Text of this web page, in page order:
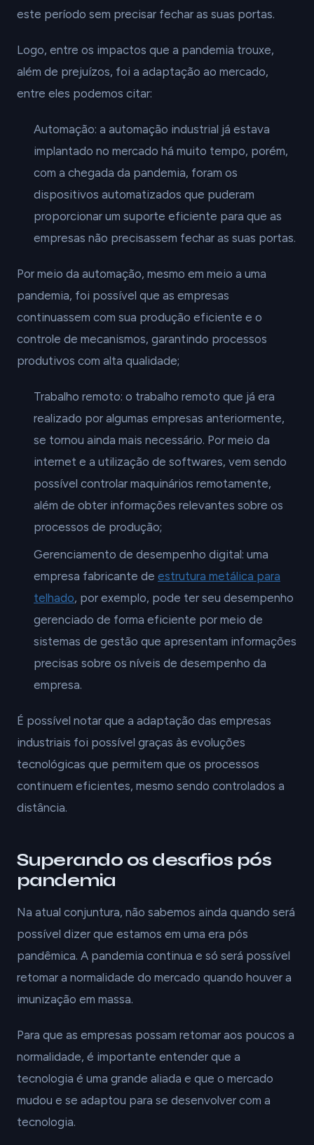
este período sem precisar fechar as suas portas.
Logo, entre os impactos que a pandemia trouxe,
além de prejuízos, foi a adaptação ao mercado,
entre eles podemos citar:
Automação: a automação industrial já estava
implantado no mercado há muito tempo, porém,
com a chegada da pandemia, foram os
dispositivos automatizados que puderam
proporcionar um suporte eficiente para que as
empresas não precisassem fechar as suas portas.
Por meio da automação, mesmo em meio a uma
pandemia, foi possível que as empresas
continuassem com sua produção eficiente e o
controle de mecanismos, garantindo processos
produtivos com alta qualidade;
Trabalho remoto: o trabalho remoto que já era
realizado por algumas empresas anteriormente,
se tornou ainda mais necessário. Por meio da
internet e a utilização de softwares, vem sendo
possível controlar maquinários remotamente,
além de obter informações relevantes sobre os
processos de produção;
Gerenciamento de desempenho digital: uma
empresa fabricante de estrutura metálica para
telhado, por exemplo, pode ter seu desempenho
gerenciado de forma eficiente por meio de
sistemas de gestão que apresentam informações
precisas sobre os níveis de desempenho da
empresa.
É possível notar que a adaptação das empresas
industriais foi possível graças às evoluções
tecnológicas que permitem que os processos
continuem eficientes, mesmo sendo controlados a
distância.
Superando os desafios pós
pandemia
Na atual conjuntura, não sabemos ainda quando será
possível dizer que estamos em uma era pós
pandêmica. A pandemia continua e só será possível
retomar a normalidade do mercado quando houver a
imunização em massa.
Para que as empresas possam retomar aos poucos a
normalidade, é importante entender que a
tecnologia é uma grande aliada e que o mercado
mudou e se adaptou para se desenvolver com a
tecnologia.